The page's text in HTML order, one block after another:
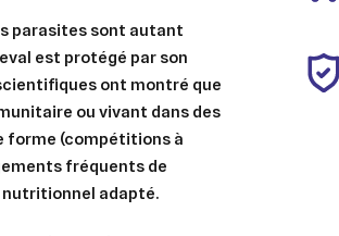
parasites sont autant
est protégé par son
ont montré que
ou vivant dans des
forme (compétitions à
fréquents de
adapté.